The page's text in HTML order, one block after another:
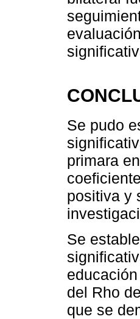
Se pudo
primara
positiva y
Se
del Rho
que se